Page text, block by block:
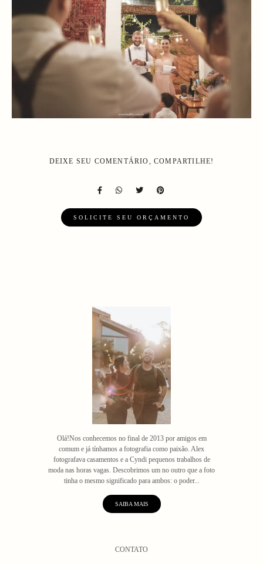
DEIXE SEU COMENTÁRIO, COMPARTILHE!
SOLICITE SEU ORÇAMENTO
Olá!Nos conhecemos no final de 2013 por amigos em
comum e já tínhamos a fotografia como paixão. Alex
fotografava casamentos e a Cyndi pequenos trabalhos de
moda nas horas vagas. Descobrimos um no outro que a foto
tinha o mesmo significado para ambos: o poder...
SAIBA MAIS
CONTATO